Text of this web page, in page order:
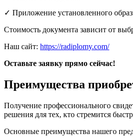
✓ Приложение установленного
Стоимость документа зависит от
Наш сайт: https://radiplomy.com/
Оставьте заявку прямо сейчас!
Преимущества
Получение профессионального
решения для тех, кто стремится
Основные преимущества нашего